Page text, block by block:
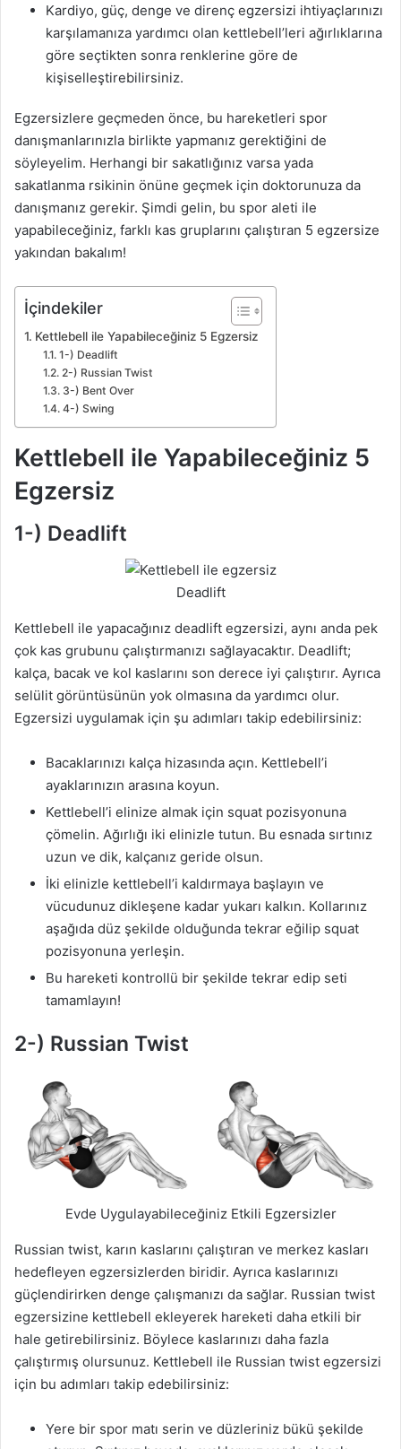
Kardiyo, güç, denge ve direnç egzersizi ihtiyaçlarınızı
karşılamanıza yardımcı olan kettlebell’leri ağırlıklarına
göre seçtikten sonra renklerine göre de
kişiselleştirebilirsiniz.
Egzersizlere geçmeden önce, bu hareketleri spor
danışmanlarınızla birlikte yapmanız gerektiğini de
söyleyelim. Herhangi bir sakatlığınız varsa yada
sakatlanma rsikinin önüne geçmek için doktorunuza da
danışmanız gerekir. Şimdi gelin, bu spor aleti ile
yapabileceğiniz, farklı kas gruplarını çalıştıran 5 egzersize
yakından bakalım!
İçindekiler
Kettlebell ile Yapabileceğiniz 5 Egzersiz
1-) Deadlift
2-) Russian Twist
3-) Bent Over
4-) Swing
Kettlebell ile Yapabileceğiniz 5
Egzersiz
1-) Deadlift
Deadlift
Kettlebell ile yapacağınız deadlift egzersizi, aynı anda pek
çok kas grubunu çalıştırmanızı sağlayacaktır. Deadlift;
kalça, bacak ve kol kaslarını son derece iyi çalıştırır. Ayrıca
selülit görüntüsünün yok olmasına da yardımcı olur.
Egzersizi uygulamak için şu adımları takip edebilirsiniz:
Bacaklarınızı kalça hizasında açın. Kettlebell’i
ayaklarınızın arasına koyun.
Kettlebell’i elinize almak için squat pozisyonuna
çömelin. Ağırlığı iki elinizle tutun. Bu esnada sırtınız
uzun ve dik, kalçanız geride olsun.
İki elinizle kettlebell’i kaldırmaya başlayın ve
vücudunuz dikleşene kadar yukarı kalkın. Kollarınız
aşağıda düz şekilde olduğunda tekrar eğilip squat
pozisyonuna yerleşin.
Bu hareketi kontrollü bir şekilde tekrar edip seti
tamamlayın!
2-) Russian Twist
Evde Uygulayabileceğiniz Etkili Egzersizler
Russian twist, karın kaslarını çalıştıran ve merkez kasları
hedefleyen egzersizlerden biridir. Ayrıca kaslarınızı
güçlendirirken denge çalışmanızı da sağlar. Russian twist
egzersizine kettlebell ekleyerek hareketi daha etkili bir
hale getirebilirsiniz. Böylece kaslarınızı daha fazla
çalıştırmış olursunuz. Kettlebell ile Russian twist egzersizi
için bu adımları takip edebilirsiniz:
Yere bir spor matı serin ve düzleriniz bükü şekilde